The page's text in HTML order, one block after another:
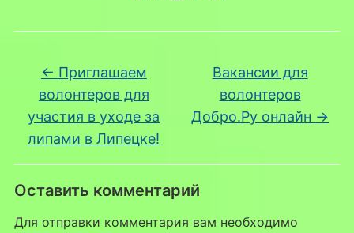
← Приглашаем
волонтеров для
участия в уходе за
липами в Липецке!
Вакансии для
волонтеров
Добро.Ру онлайн →
Оставить комментарий
Для отправки комментария вам необходимо